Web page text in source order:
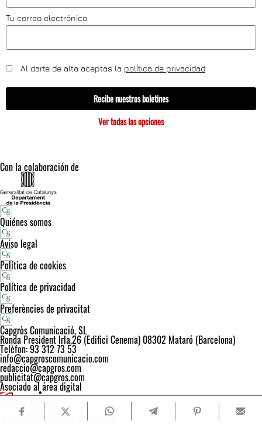
Tu correo electrónico
Al darte de alta aceptas la política de privacidad
Recibe nuestros boletines
Ver todas las opciones
Con la colaboración de
Quiénes somos
Aviso legal
Política de cookies
Política de privacidad
Preferències de privacitat
Capgròs Comunicació, SL
Ronda President Irla,26 (Edifici Cenema) 08302 Mataró (Barcelona)
Telèfon: 93 312 73 53
info@capgroscomunicacio.com
redaccio@capgros.com
publicitat@capgros.com
Asociado al área digital
Web auditada por OJD Interactive